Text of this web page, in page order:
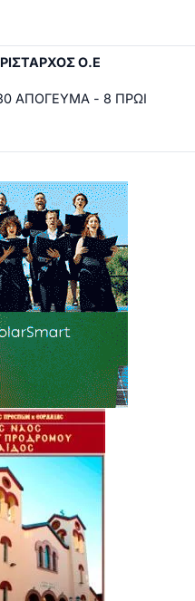
Ο.Ε
ΑΠΟΓΕΥΜΑ - 8 ΠΡΩΙ